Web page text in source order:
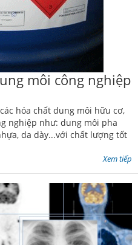
môi công nghiệp
hóa chất dung môi hữu cơ,
nghiệp như: dung môi pha
da dày...với chất lượng tốt
Xem tiếp